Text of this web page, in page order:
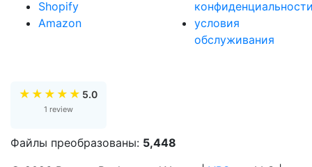
Shopify
Amazon
условия
обслуживания
★ ★ ★ ★ ★ 5.0
1 review
Файлы преобразованы: 5,448